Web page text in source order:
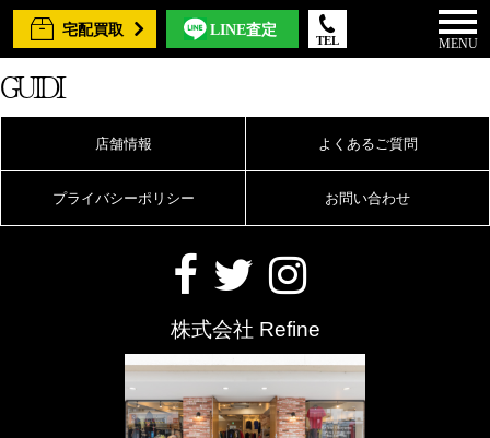
宅配買取 LINE査定
TEL MENU
GUIDI
店舗情報 よくあるご質問
プライバシーポリシー お問い合わせ
株式会社 Refine